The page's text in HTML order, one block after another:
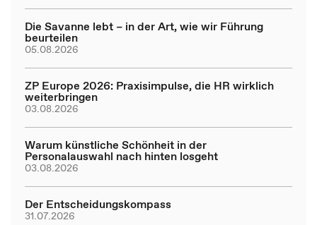
Die Savanne lebt – in der Art, wie wir Führung
beurteilen
05.08.2026
ZP Europe 2026: Praxisimpulse, die HR wirklich
weiterbringen
03.08.2026
Warum künstliche Schönheit in der
Personalauswahl nach hinten losgeht
03.08.2026
Der Entscheidungskompass
31.07.2026